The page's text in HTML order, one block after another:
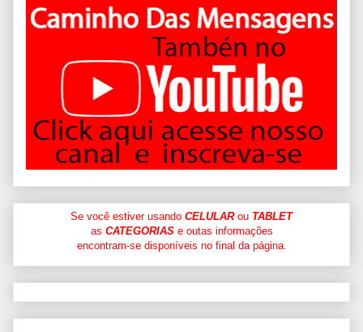
Se você estiver usando CELULARou TABLET
as CATEGORIASe outas informações
encontram-se disponíveis no final da página.